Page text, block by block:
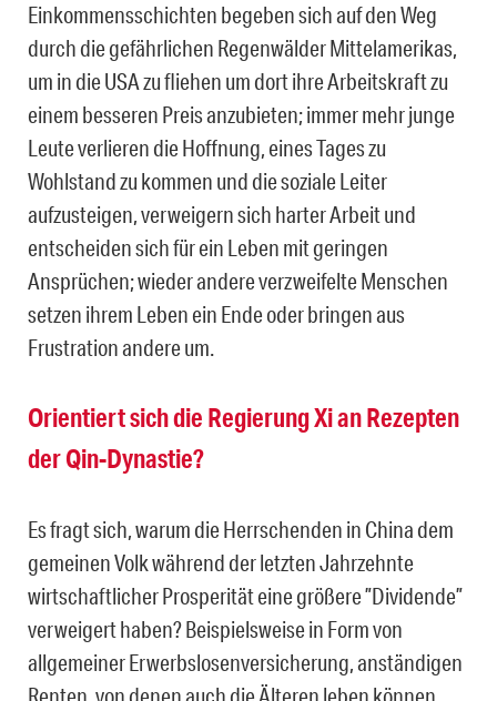
Einkommensschichten begeben sich auf den Weg
durch die gefährlichen Regenwälder Mittelamerikas,
um in die USA zu fliehen um dort ihre Arbeitskraft zu
einem besseren Preis anzubieten; immer mehr junge
Leute verlieren die Hoffnung, eines Tages zu
Wohlstand zu kommen und die soziale Leiter
aufzusteigen, verweigern sich harter Arbeit und
entscheiden sich für ein Leben mit geringen
Ansprüchen; wieder andere verzweifelte Menschen
setzen ihrem Leben ein Ende oder bringen aus
Frustration andere um.
Orientiert sich die Regierung Xi an Rezepten
der Qin-Dynastie?
Es fragt sich, warum die Herrschenden in China dem
gemeinen Volk während der letzten Jahrzehnte
wirtschaftlicher Prosperität eine größere ”Dividende”
verweigert haben? Beispielsweise in Form von
allgemeiner Erwerbslosenversicherung, anständigen